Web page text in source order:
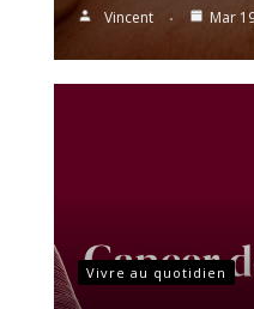
Vincent Mar
Vivre au quotidien